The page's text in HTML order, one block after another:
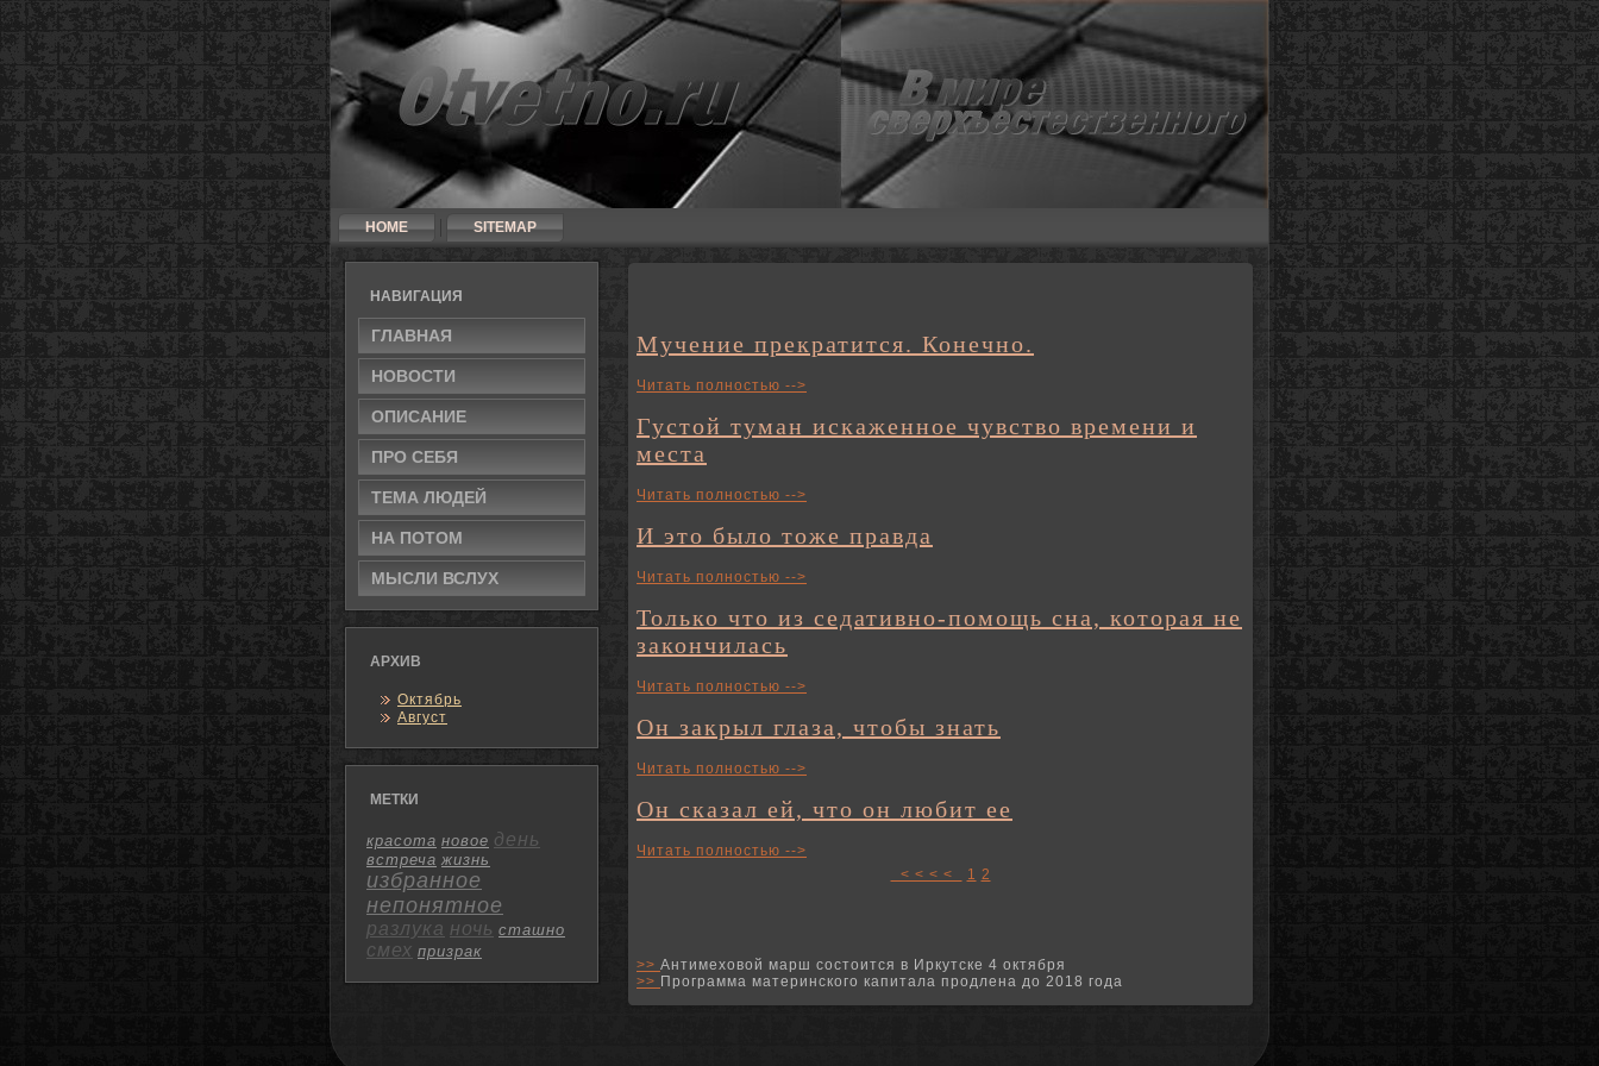
HOME SITEMAP
НАВИГАЦИЯ
ГЛАВНАЯ
НОВОСТИ
ОПИСАНИЕ
ПРО СЕБЯ
ТЕМА ЛЮДЕЙ
НА ПОТОМ
МЫСЛИ ВСЛУХ
АРХИВ
Октябрь
Август
МЕТКИ
красота новое день
встреча жизнь
избранное
непонятное
разлука ночь сташно
смех призрак
Мучение прекратится. Конечно.
Читать полностью -->
Густой туман искаженное чувство времени и
места
Читать полностью -->
И это было тоже правда
Читать полностью -->
Только что из седативно-помощь сна, которая не
закончилась
Читать полностью -->
Он закрыл глаза, чтобы знать
Читать полностью -->
Он сказал ей, что он любит ее
Читать полностью -->
< < < <
1 2
>> Антимеховой марш состоится в Иркутске 4 октября
>> Программа материнского капитала продлена до 2018 года